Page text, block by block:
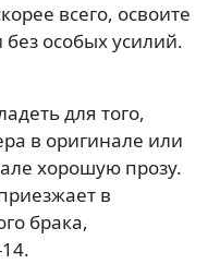
всего, освоите
особых усилий.
для того,
в оригинале или
хорошую прозу.
в
брака,